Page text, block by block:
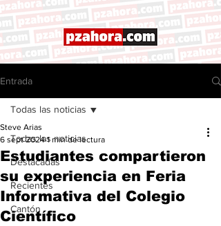
Entrada
Todas las noticias
Destacadas
Recientes
Cantón
Todas las noticias
Estudiantes compartieron
su experiencia en Feria
Informativa del Colegio
Científico
Steve Arias
6 sept 2024 1 min de lectura